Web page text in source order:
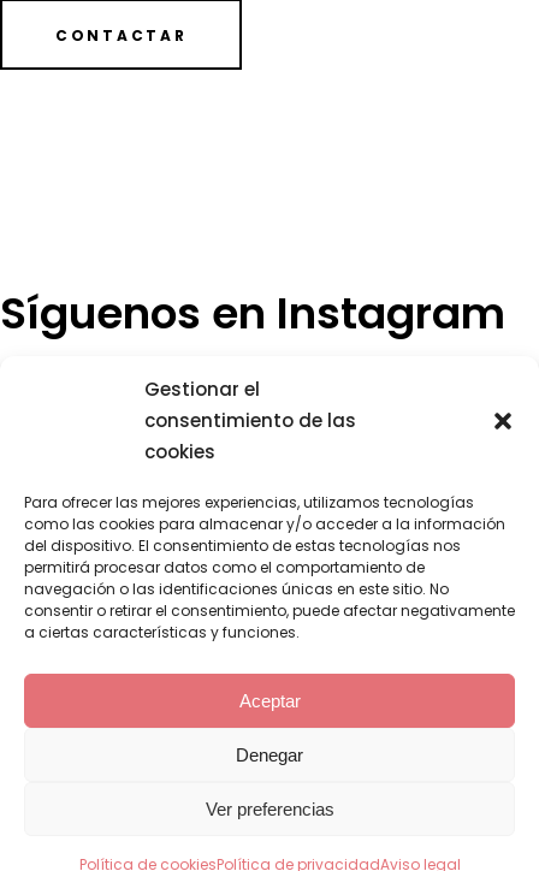
Gestionar el
consentimiento de las
cookies
Para ofrecer las mejores experiencias, utilizamos tecnologías
como las cookies para almacenar y/o acceder a la información
del dispositivo. El consentimiento de estas tecnologías nos
permitirá procesar datos como el comportamiento de
navegación o las identificaciones únicas en este sitio. No
consentir o retirar el consentimiento, puede afectar negativamente
a ciertas características y funciones.
Aceptar
Denegar
Ver preferencias
Política de cookiesPolítica de privacidadAviso legal
CONTACTAR
Síguenos en Instagram
Política de privacidad
Política de cookies
Aviso legal
© Copyright 2023 Katai Gelfix.